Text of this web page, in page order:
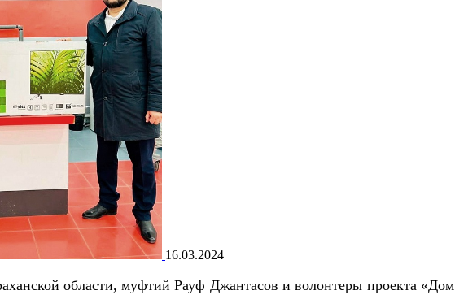
16.03.2024
области, муфтий Рауф Джантасов и волонтеры проекта «Дом